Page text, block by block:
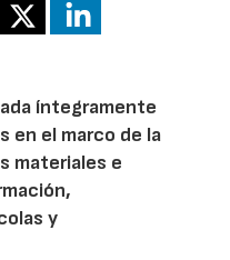
íntegramente
en el marco de la
materiales e
y